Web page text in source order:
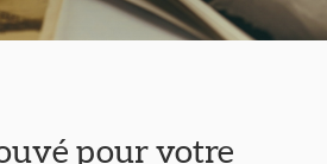
pour votre